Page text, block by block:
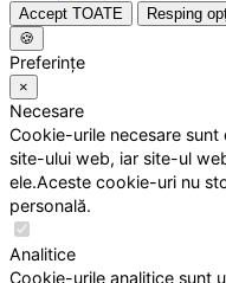
Accept TOATE Resping
🍪
Preferințe
×
Necesare
Cookie-urile necesare
site-ului web, iar site-ul
ele.Aceste cookie-uri nu
personală.
Analitice
Cookie-urile analitice sunt